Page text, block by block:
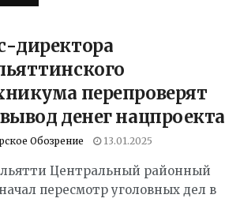
директора
перепроверят
денег нацпроекта
Обозрение 13.01.2025
Центральный районный
пересмотр уголовных дел в